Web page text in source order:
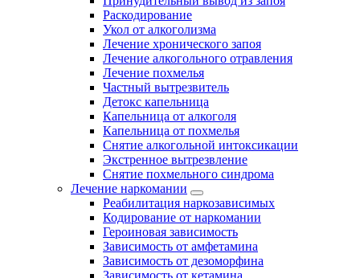
Раскодирование
Укол от алкоголизма
Лечение хронического запоя
Лечение алкогольного отравления
Лечение похмелья
Частный вытрезвитель
Детокс капельница
Капельница от алкоголя
Капельница от похмелья
Снятие алкогольной интоксикации
Экстренное вытрезвление
Снятие похмельного синдрома
Лечение наркомании
Реабилитация наркозависимых
Кодирование от наркомании
Героиновая зависимость
Зависимость от амфетамина
Зависимость от дезоморфина
Зависимость от кетамина